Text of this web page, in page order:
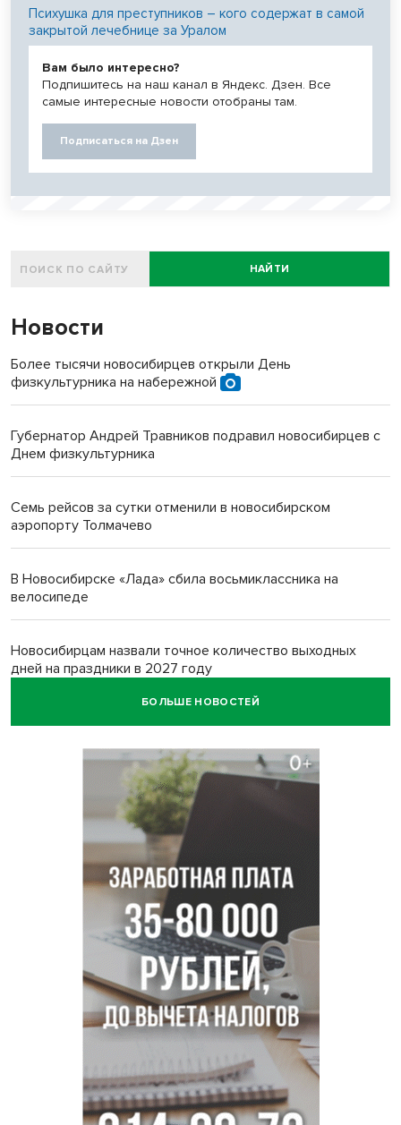
Психушка для преступников – кого содержат в самой
закрытой лечебнице за Уралом
Вам было интересно?
Подпишитесь на наш канал в Яндекс. Дзен. Все
самые интересные новости отобраны там.
Подписаться на Дзен
НАЙТИ
Новости
Более тысячи новосибирцев открыли День
физкультурника на набережной
Губернатор Андрей Травников подравил новосибирцев с
Днем физкультурника
Семь рейсов за сутки отменили в новосибирском
аэропорту Толмачево
В Новосибирске «Лада» сбила восьмиклассника на
велосипеде
Новосибирцам назвали точное количество выходных
дней на праздники в 2027 году
Годовалый ребёнок оказался заперт в автомобиле в
Всем миром: жители новосибирской деревни помогли
найти пропавшего мальчика
Новосибирцам объяснили новые правила сверхурочной
Новосибирский пенсионер насмерть забил тростью
пьющего сына подруги
БОЛЬШЕ НОВОСТЕЙ